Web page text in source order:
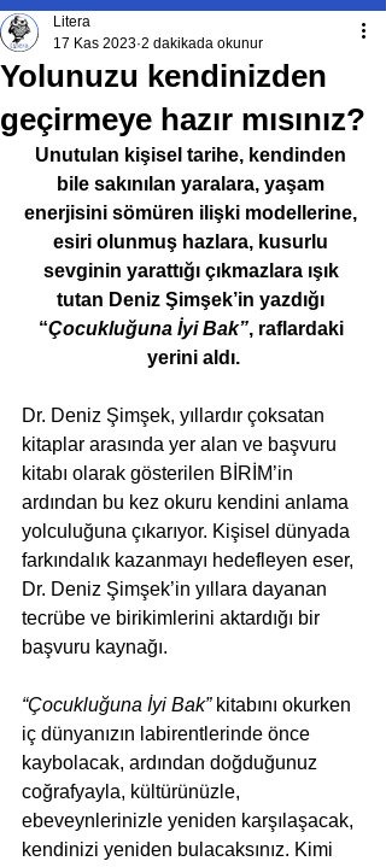
Yolunuzu kendinizden
geçirmeye hazır mısınız?
Litera
17 Kas 2023 2 dakikada okunur
Unutulan kişisel tarihe, kendinden
bile sakınılan yaralara, yaşam
enerjisini sömüren ilişki modellerine,
esiri olunmuş hazlara, kusurlu
sevginin yarattığı çıkmazlara ışık
tutan Deniz Şimşek’in yazdığı
“Çocukluğuna İyi Bak”, raflardaki
yerini aldı.
Dr. Deniz Şimşek, yıllardır çoksatan
kitaplar arasında yer alan ve başvuru
kitabı olarak gösterilen BİRİM’in
ardından bu kez okuru kendini anlama
yolculuğuna çıkarıyor. Kişisel dünyada
farkındalık kazanmayı hedefleyen eser,
Dr. Deniz Şimşek’in yıllara dayanan
tecrübe ve birikimlerini aktardığı bir
başvuru kaynağı.
“Çocukluğuna İyi Bak” kitabını okurken
iç dünyanızın labirentlerinde önce
kaybolacak, ardından doğduğunuz
coğrafyayla, kültürünüzle,
ebeveynlerinizle yeniden karşılaşacak,
kendinizi yeniden bulacaksınız. Kimi